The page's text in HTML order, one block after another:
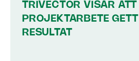
TRIVECTOR VISAR ATT
PROJEKTARBETE GETT
RESULTAT